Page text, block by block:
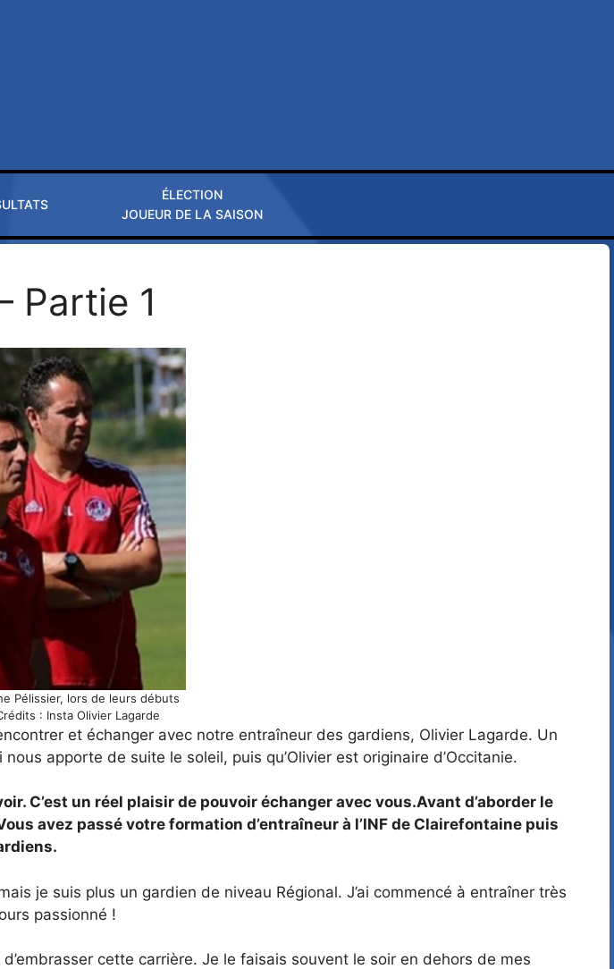
ÉLECTION
JOUEUR DE LA SAISON
Partie 1
Pélissier, lors de leurs débuts
: Insta Olivier Lagarde
et échanger avec notre entraîneur des gardiens, Olivier Lagarde. Un
apporte de suite le soleil, puis qu’Olivier est originaire d’Occitanie.
C’est un réel plaisir de pouvoir échanger avec vous.Avant d’aborder le
avez passé votre formation d’entraîneur à l’INF de Clairefontaine puis
je suis plus un gardien de niveau Régional. J’ai commencé à entraîner très
passionné !
cette carrière. Je le faisais souvent le soir en dehors de mes